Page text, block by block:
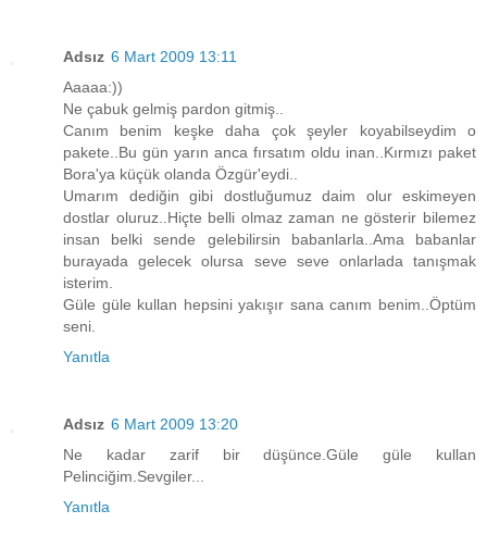
Adsız 6 Mart 2009 13:11
Aaaaa:))
Ne çabuk gelmiş pardon gitmiş..
Canım benim keşke daha çok şeyler koyabilseydim o
pakete..Bu gün yarın anca fırsatım oldu inan..Kırmızı paket
Bora'ya küçük olanda Özgür'eydi..
Umarım dediğin gibi dostluğumuz daim olur eskimeyen
dostlar oluruz..Hiçte belli olmaz zaman ne gösterir bilemez
insan belki sende gelebilirsin babanlarla..Ama babanlar
burayada gelecek olursa seve seve onlarlada tanışmak
isterim.
Güle güle kullan hepsini yakışır sana canım benim..Öptüm
seni.
Yanıtla
Adsız 6 Mart 2009 13:20
Ne kadar zarif bir düşünce.Güle güle kullan
Pelinciğim.Sevgiler...
Yanıtla